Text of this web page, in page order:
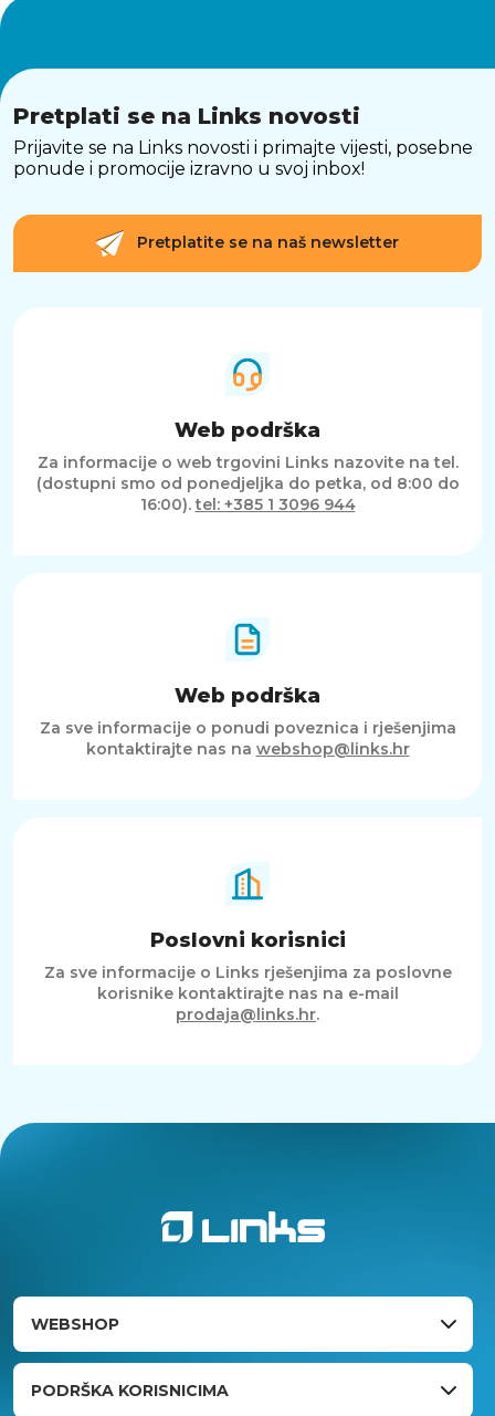
Pretplati se na Links novosti
Prijavite se na Links novosti i primajte vijesti, posebne
ponude i promocije izravno u svoj inbox!
Pretplatite se na naš newsletter
Web podrška
Za informacije o web trgovini Links nazovite na tel.
(dostupni smo od ponedjeljka do petka, od 8:00 do
16:00).tel: +385 1 3096 944
Web podrška
Za sve informacije o ponudi poveznica i rješenjima
kontaktirajte nas na webshop@links.hr
Poslovni korisnici
Za sve informacije o Links rješenjima za poslovne
korisnike kontaktirajte nas na e-mail
prodaja@links.hr.
WEBSHOP
PODRŠKA KORISNICIMA